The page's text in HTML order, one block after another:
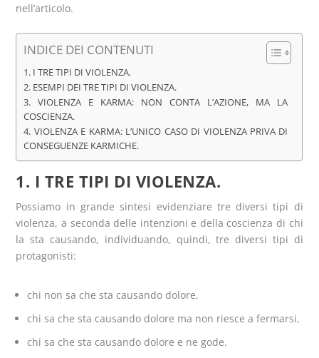
nell’articolo.
INDICE DEI CONTENUTI
1. I TRE TIPI DI VIOLENZA.
2. ESEMPI DEI TRE TIPI DI VIOLENZA.
3. VIOLENZA E KARMA: NON CONTA L’AZIONE, MA LA
COSCIENZA.
4. VIOLENZA E KARMA: L’UNICO CASO DI VIOLENZA PRIVA DI
CONSEGUENZE KARMICHE.
1. I TRE TIPI DI VIOLENZA.
Possiamo in grande sintesi evidenziare tre diversi tipi di
violenza, a seconda delle intenzioni e della coscienza di chi
la sta causando, individuando, quindi, tre diversi tipi di
protagonisti:
chi non sa che sta causando dolore,
chi sa che sta causando dolore ma non riesce a fermarsi,
chi sa che sta causando dolore e ne gode.